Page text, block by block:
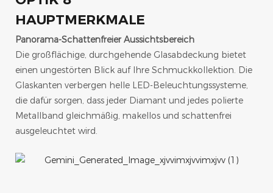
HAUPTMERKMALE
Panorama-Schattenfreier Aussichtsbereich
Die großflächige, durchgehende Glasabdeckung bietet
einen ungestörten Blick auf Ihre Schmuckkollektion. Die
Glaskanten verbergen helle LED-Beleuchtungssysteme,
die dafür sorgen, dass jeder Diamant und jedes polierte
Metallband gleichmäßig, makellos und schattenfrei
ausgeleuchtet wird.